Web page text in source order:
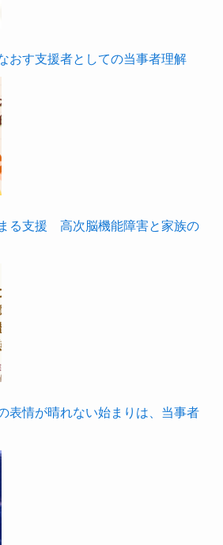
おす支援者としての当事者理解
る支援 高次脳機能障害と家族の
表情が晴れない始まりは、当事者